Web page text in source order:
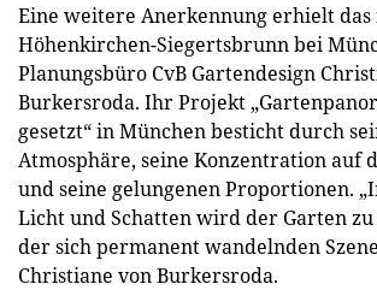
Eine weitere Anerkennung erhielt das
Höhenkirchen-Siegertsbrunn bei
Planungsbüro CvB Gartendesign
Burkersroda. Ihr Projekt
gesetzt“ in München besticht durch
Atmosphäre, seine Konzentration auf
und seine gelungenen Proportionen.
Licht und Schatten wird der Garten
der sich permanent wandelnden
Christiane von Burkersroda.